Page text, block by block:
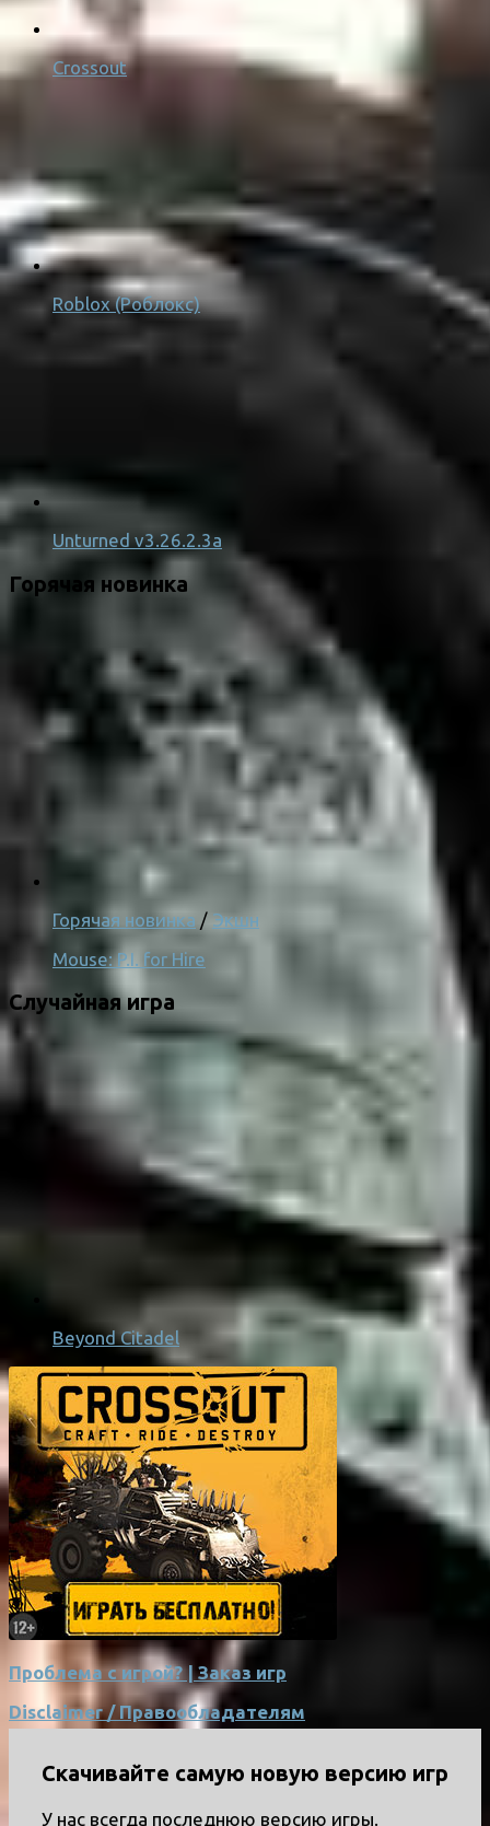
Crossout
Roblox (Роблокс)
Unturned v3.26.2.3a
Горячая новинка
Горячая новинка / Экшн
Mouse: P.I. for Hire
Случайная игра
Beyond Citadel
Проблема с игрой? | Заказ игр
Disclaimer / Правообладателям
Скачивайте самую новую версию игр
У нас всегда последнюю версию игры.